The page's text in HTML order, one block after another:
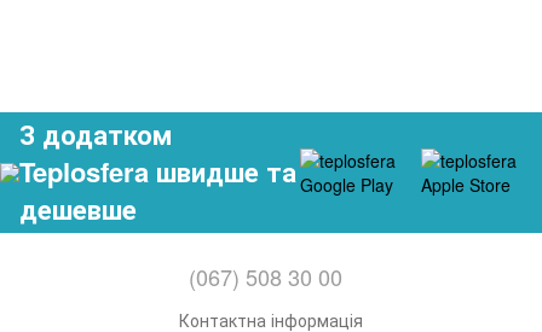
З додатком
Teplosfera швидше та
дешевше
(067) 508 30 00
Контактна інформація